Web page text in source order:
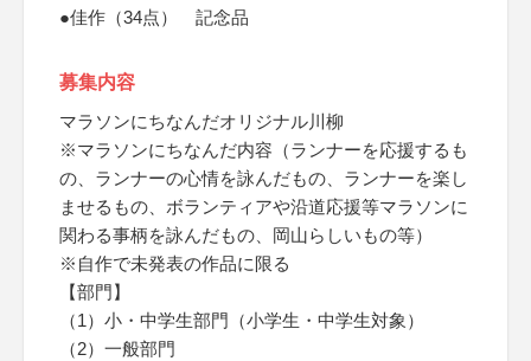
●佳作（34点） 記念品
募集内容
マラソンにちなんだオリジナル川柳
※マラソンにちなんだ内容（ランナーを応援するも
の、ランナーの心情を詠んだもの、ランナーを楽し
ませるもの、ボランティアや沿道応援等マラソンに
関わる事柄を詠んだもの、岡山らしいもの等）
※自作で未発表の作品に限る
【部門】
（1）小・中学生部門（小学生・中学生対象）
（2）一般部門